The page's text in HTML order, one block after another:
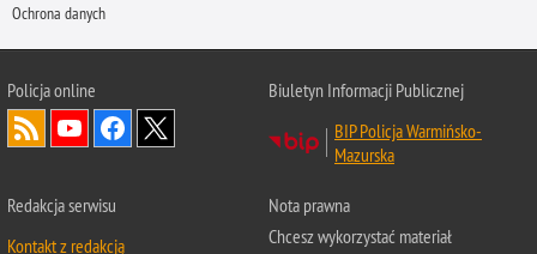
Ochrona danych
Policja online
Biuletyn Informacji Publicznej
BIP Policja Warmińsko-
Mazurska
Redakcja serwisu
Kontakt z redakcją
Nota prawna
Chcesz wykorzystać materiał